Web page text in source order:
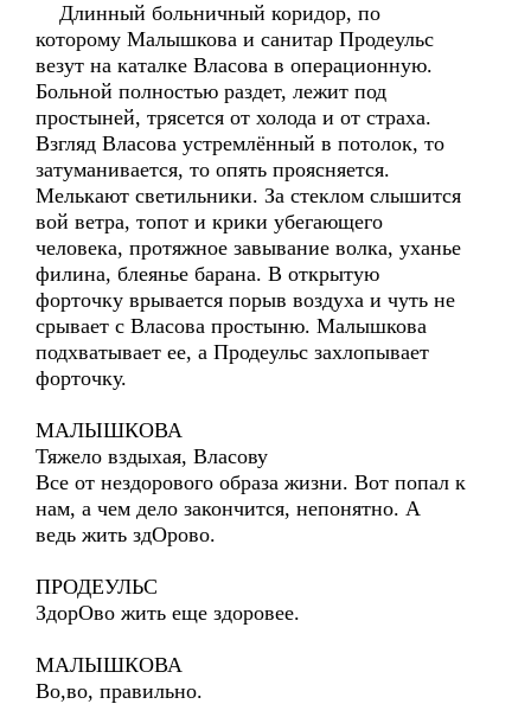
Длинный больничный коридор, по
которому Малышкова и санитар Продеульс
везут на каталке Власова в операционную.
Больной полностью раздет, лежит под
простыней, трясется от холода и от страха.
Взгляд Власова устремлённый в потолок, то
затуманивается, то опять проясняется.
Мелькают светильники. За стеклом слышится
вой ветра, топот и крики убегающего
человека, протяжное завывание волка, уханье
филина, блеянье барана. В открытую
форточку врывается порыв воздуха и чуть не
срывает с Власова простыню. Малышкова
подхватывает ее, а Продеульс захлопывает
форточку.
МАЛЫШКОВА
Тяжело вздыхая, Власову
Все от нездорового образа жизни. Вот попал к
нам, а чем дело закончится, непонятно. А
ведь жить здОрово.
ПРОДЕУЛЬС
ЗдорОво жить еще здоровее.
МАЛЫШКОВА
Во,во, правильно.